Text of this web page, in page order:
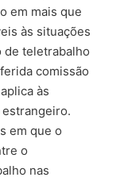
em mais que
às situações
de teletrabalho
comissão
às
em que o
o
nas